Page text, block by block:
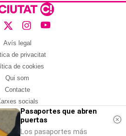
Avís legal
de privacitat
de cookies
Qui som
Contacte
socials
col·laboració de:
Pasaportes que abren
puertas
Los pasaportes más